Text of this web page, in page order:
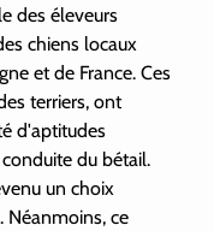
des éleveurs
chiens locaux
et de France. Ces
terriers, ont
d'aptitudes
du bétail.
un choix
Néanmoins, ce